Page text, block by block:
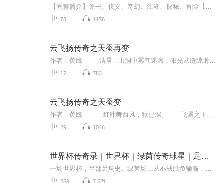
78 1176
云飞扬传奇之天蚕再变
17 783
云飞扬传奇之天蚕变
29 1046
世界杯传奇录｜世界杯｜绿茵传奇球星｜足坛往事
259 7.5万